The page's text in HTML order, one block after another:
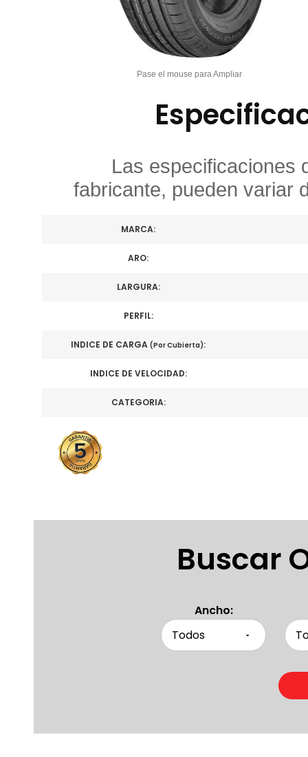
Pase el mouse para Ampliar
Las especificaciones
fabricante, pueden variar
MARCA:
ARO:
LARGURA:
PERFIL:
INDICE DE CARGA (Por Cubierta):
INDICE DE VELOCIDAD:
CATEGORIA:
Buscar
Ancho: